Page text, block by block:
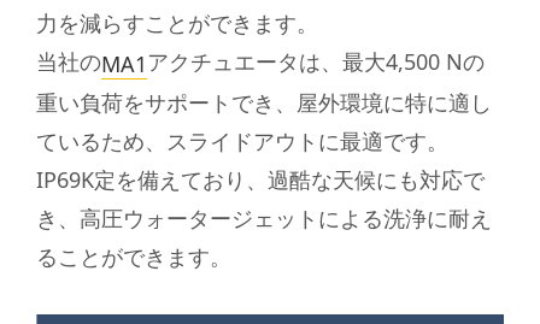
力を減らすことができます。
当社のMA1アクチュエータは、最大4,500 Nの
重い負荷をサポートでき、屋外環境に特に適し
ているため、スライドアウトに最適です。
IP69K定を備えており、過酷な天候にも対応で
き、高圧ウォータージェットによる洗浄に耐え
ることができます。